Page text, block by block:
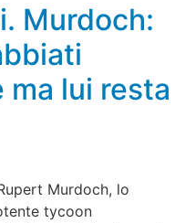
Murdoch:
lui resta
Murdoch, lo
tycoon